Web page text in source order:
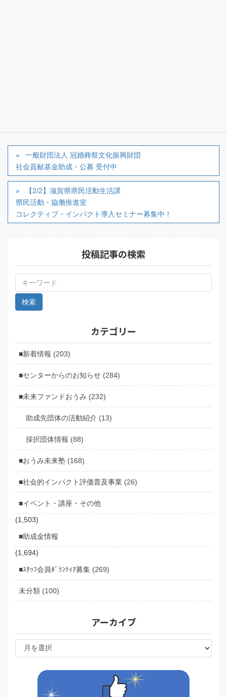
愛知県大府市横根町新江62番地の1（平日9：00～
17：00）
TEL：0562-45-2731 FAX：0562-45-2732
メールアドレス：prize@sugi-zaidan.jp
【詳細はこちらのホームページからどうぞ】
https://sugi-zaidan.jp/smf/reward-new/
カテゴリー ■助成金情報
一般財団法人 冠婚葬祭文化振興財団
社会貢献基金助成・公募 受付中
【2/2】滋賀県県民活動生活課
県民活動・協働推進室
コレクティブ・インパクト導入セミナー募集中！
投稿記事の検索
カテゴリー
■新着情報 (203)
■センターからのお知らせ (284)
■未来ファンドおうみ (232)
助成先団体の活動紹介 (13)
採択団体情報 (88)
■おうみ未来塾 (168)
■社会的インパクト評価普及事業 (26)
■イベント・講座・その他
(1,503)
■助成金情報
(1,694)
■ｽﾀｯﾌ会員ﾎﾞﾗﾝﾃｨｱ募集 (269)
未分類 (100)
アーカイブ